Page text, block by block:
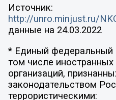
Источник:
http://unro.minjust.ru/
данные на 24.03.2022
* Единый федеральный
том числе
организаций,
законодательством
террористическими: